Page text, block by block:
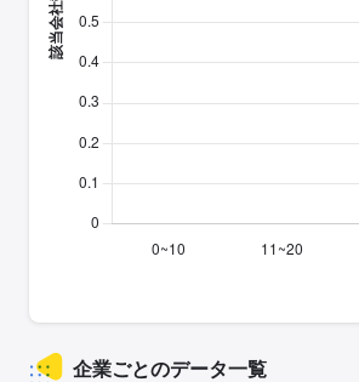
企業ごとのデータ一覧